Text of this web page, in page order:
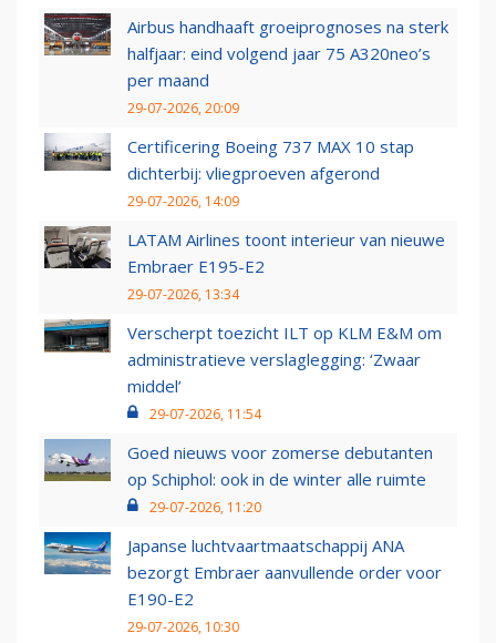
Airbus handhaaft groeiprognoses na sterk
halfjaar: eind volgend jaar 75 A320neo’s
per maand
29-07-2026, 20:09
Certificering Boeing 737 MAX 10 stap
dichterbij: vliegproeven afgerond
29-07-2026, 14:09
LATAM Airlines toont interieur van nieuwe
Embraer E195-E2
29-07-2026, 13:34
Verscherpt toezicht ILT op KLM E&M om
administratieve verslaglegging: ‘Zwaar
middel’
29-07-2026, 11:54
Goed nieuws voor zomerse debutanten
op Schiphol: ook in de winter alle ruimte
29-07-2026, 11:20
Japanse luchtvaartmaatschappij ANA
bezorgt Embraer aanvullende order voor
E190-E2
29-07-2026, 10:30